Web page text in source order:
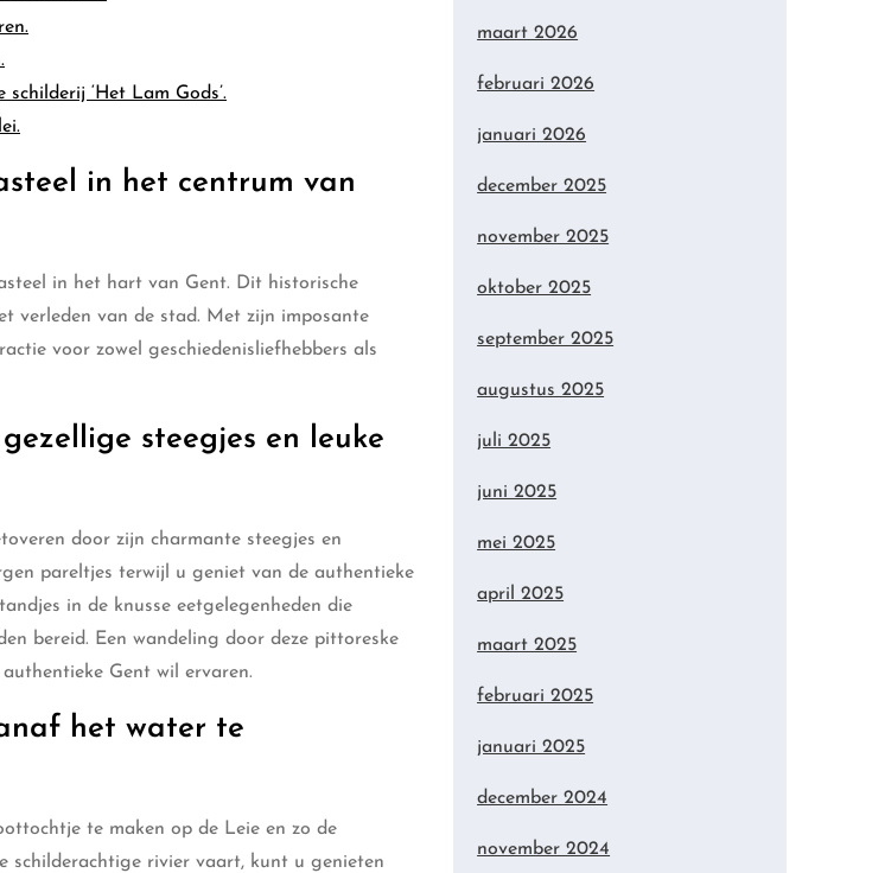
‘Het Lam Gods’.
in het centrum van
in het hart van Gent. Dit historische
verleden van de stad. Met zijn imposante
voor zowel geschiedenisliefhebbers als
steegjes en leuke
door zijn charmante steegjes en
pareltjes terwijl u geniet van de authentieke
in de knusse eetgelegenheden die
bereid. Een wandeling door deze pittoreske
Gent wil ervaren.
het water te
te maken op de Leie en zo de
schilderachtige rivier vaart, kunt u genieten
maart 2026
februari 2026
januari 2026
december 2025
november 2025
oktober 2025
september 2025
augustus 2025
juli 2025
juni 2025
mei 2025
april 2025
maart 2025
februari 2025
januari 2025
december 2024
november 2024